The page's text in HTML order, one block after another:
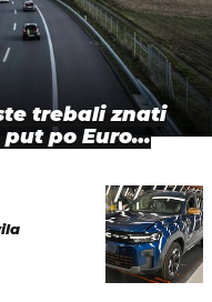
trebali znati
po Euro…